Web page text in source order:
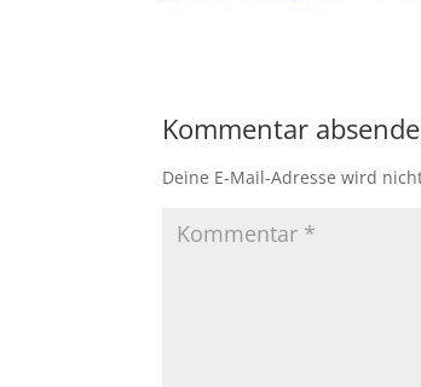
Kommentar
Deine E-Mail-Adresse wird